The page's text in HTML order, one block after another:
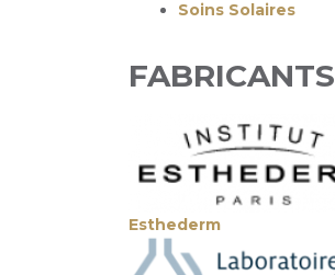
Soins Solaires
FABRICANTS
Esthederm